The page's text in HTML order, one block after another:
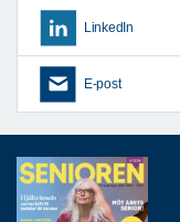
LinkedIn
E-post